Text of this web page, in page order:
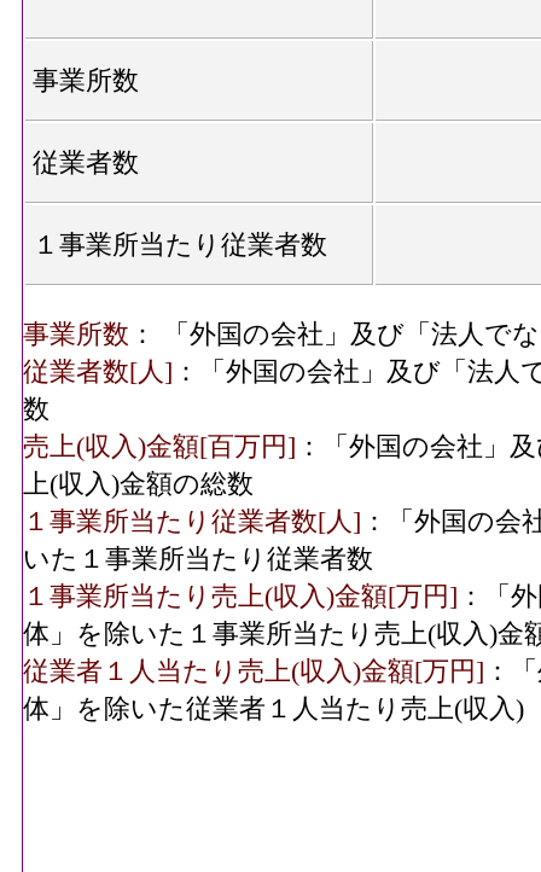
事業所数
従業者数
１事業所当たり従業者数
事業所数 ： 「外国の会社」及び「法人で
従業者数[人] ：「外国の会社」及び「法
数
売上(収入)金額[百万円] ：「外国の会社」
上(収入)金額の総数
１事業所当たり従業者数[人] ：「外国の会
いた１事業所当たり従業者数
１事業所当たり売上(収入)金額[万円] ：「
体」を除いた１事業所当たり売上(収入)金
従業者１人当たり売上(収入)金額[万円] ：
体」を除いた従業者１人当たり売上(収入)